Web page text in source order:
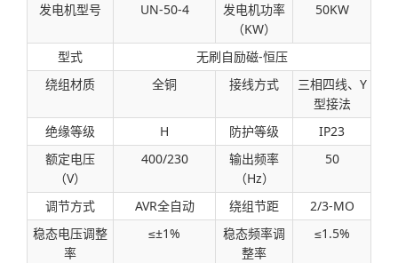
发电机型号
UN-50-4
发电机功率
（KW）
50KW
型式
无刷自励磁-恒压
绕组材质
全铜 接线方式
三相四线、Y
型接法
绝缘等级
H 防护等级
IP23
额定电压
（V）
400/230
输出频率
（Hz）
50
调节方式 AVR全自动 绕组节距
2/3-MO
稳态电压调整
率
≤±1%
稳态频率调
整率
≤1.5%